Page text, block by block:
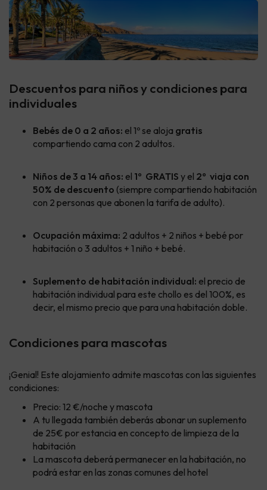
Descuentos para niños y condiciones para
individuales
Bebés de 0 a 2 años: el 1º se aloja gratis
compartiendo cama con 2 adultos.
Niños de 3 a 14 años: el 1º GRATIS y el 2º viaja con
50% de descuento (siempre compartiendo habitación
con 2 personas que abonen la tarifa de adulto).
Ocupación máxima: 2 adultos + 2 niños + bebé por
habitación o 3 adultos + 1 niño + bebé.
Suplemento de habitación individual: el precio de
habitación individual para este chollo es del 100%, es
decir, el mismo precio que para una habitación doble.
Condiciones para mascotas
¡Genial! Este alojamiento admite mascotas con las siguientes
condiciones:
Precio: 12 €/noche y mascota
A tu llegada también deberás abonar un suplemento
de 25€ por estancia en concepto de limpieza de la
habitación
La mascota deberá permanecer en la habitación, no
podrá estar en las zonas comunes del hotel